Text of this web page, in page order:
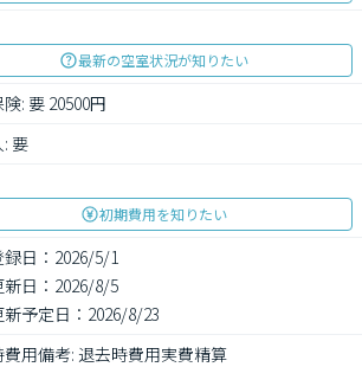
最新の空室状況が知りたい
: 要 20500円
要
初期費用を知りたい
日：2026/5/1
日：2026/8/5
予定日：2026/8/23
用備考: 退去時費用実費精算